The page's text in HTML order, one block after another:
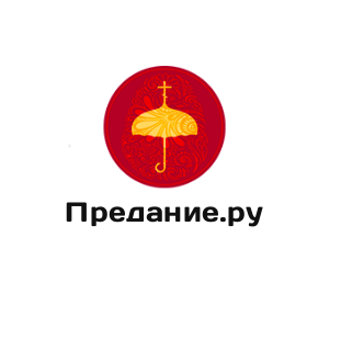
Предание.ру